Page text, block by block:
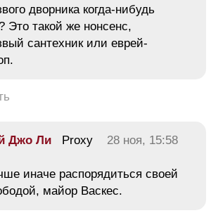
дворника когда-нибудь
Это такой же нонсенс,
сантехник или еврей-
Джо Ли Proxy
28 ноя, 15:58
иначе распорядиться своей
майор Васкес.